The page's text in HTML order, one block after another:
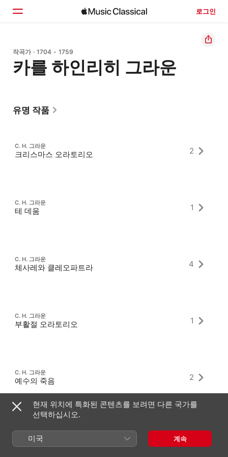
로그인
홈
둘러보기
작곡가 · 1704 - 1759
카를 하인리히 그라운
유명 작품
C. H. 그라운
크리스마스 오라토리오 2
C. H. 그라운
테 데움 1
C. H. 그라운
체사레와 클레오파트라 4
C. H. 그라운
부활절 오라토리오 1
C. H. 그라운
예수의 죽음 2
현재 위치에 특화된 콘텐츠를 보려면 다른 국가를
선택하십시오.
미국 계속